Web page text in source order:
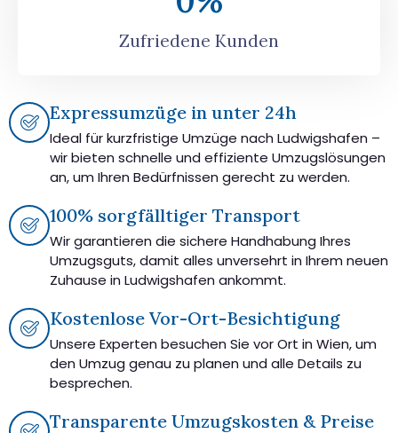
Zufriedene Kunden
Expressumzüge in unter 24h
Ideal für kurzfristige Umzüge nach Ludwigshafen –
wir bieten schnelle und effiziente Umzugslösungen
an, um Ihren Bedürfnissen gerecht zu werden.
100% sorgfälltiger Transport
Wir garantieren die sichere Handhabung Ihres
Umzugsguts, damit alles unversehrt in Ihrem neuen
Zuhause in Ludwigshafen ankommt.
Kostenlose Vor-Ort-Besichtigung
Unsere Experten besuchen Sie vor Ort in Wien, um
den Umzug genau zu planen und alle Details zu
besprechen.
Transparente Umzugskosten & Preise